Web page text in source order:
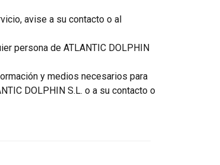
avise a su contacto o al
persona de ATLANTIC DOLPHIN
y medios necesarios para
DOLPHIN S.L. o a su contacto o